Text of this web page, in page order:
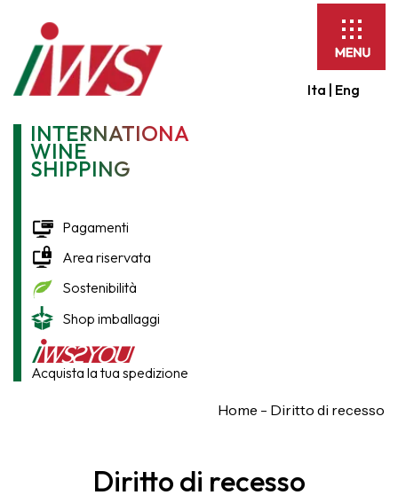
Ita | Eng
INTERNATIONAL
WINE
SHIPPING
Pagamenti
Area riservata
Sostenibilità
Shop imballaggi
Acquista la tua spedizione
Espandi
barra
di
Home - Diritto di recesso
Diritto di recesso